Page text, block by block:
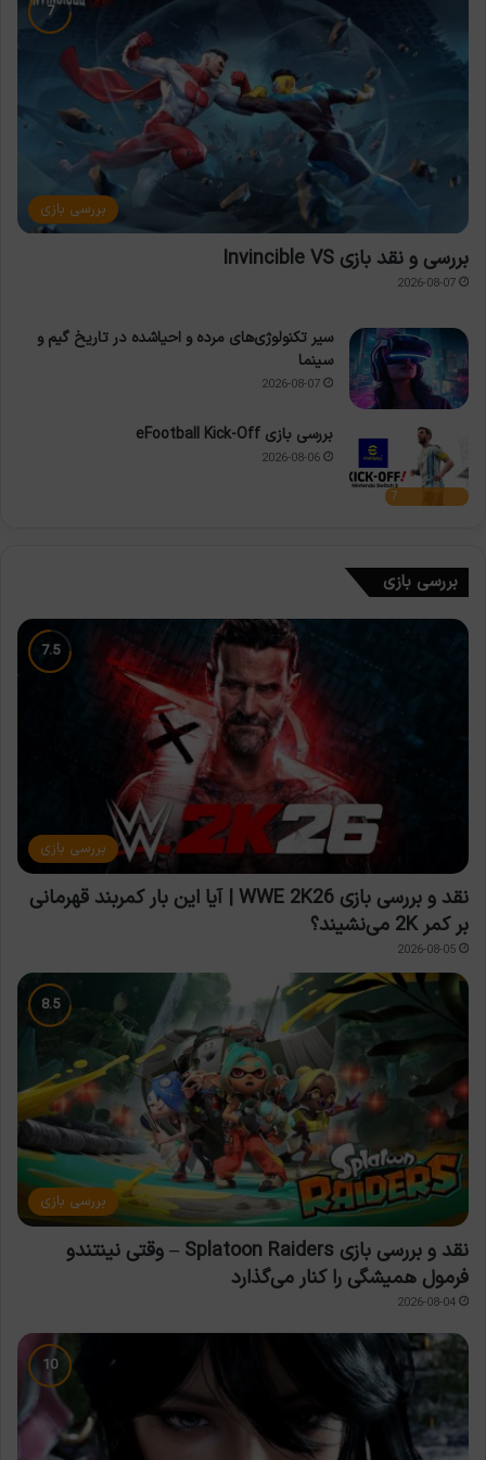
بررسی بازی
بررسی و نقد بازی Invincible VS
2026-08-07
سیر تکنولوژی‌های مرده و احیاشده در تاریخ گیم و
سینما
2026-08-07
7
بررسی بازی eFootball Kick-Off
2026-08-06
بررسی بازی
بررسی بازی
نقد و بررسی بازی WWE 2K26 | آیا این بار کمربند قهرمانی
بر کمر 2K می‌نشیند؟
2026-08-05
بررسی بازی
نقد و بررسی بازی Splatoon Raiders – وقتی نینتندو
فرمول همیشگی را کنار می‌گذارد
2026-08-04